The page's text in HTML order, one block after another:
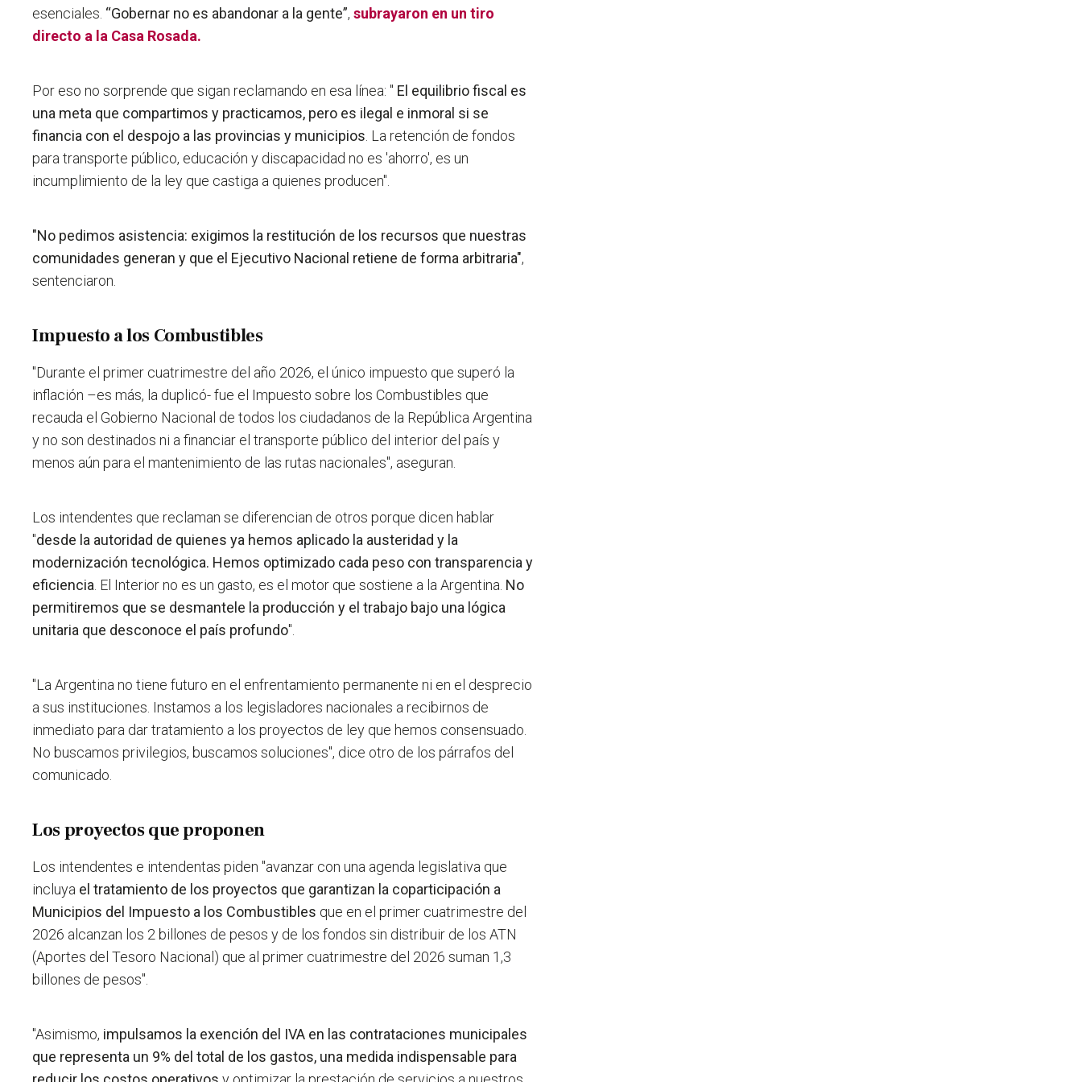
esenciales. “Gobernar no es abandonar a la gente”,subrayaron en un tiro
directo a la Casa Rosada.
Por eso no sorprende que sigan reclamando en esa línea: " El equilibrio fiscal es
una meta que compartimos y practicamos, pero es ilegal e inmoral si se
financia con el despojo a las provincias y municipios. La retención de fondos
para transporte público, educación y discapacidad no es 'ahorro', es un
incumplimiento de la ley que castiga a quienes producen".
"No pedimos asistencia: exigimos la restitución de los recursos que nuestras
comunidades generan y que el Ejecutivo Nacional retiene de forma arbitraria",
sentenciaron.
Impuesto a los Combustibles
"Durante el primer cuatrimestre del año 2026, el único impuesto que superó la
inflación –es más, la duplicó- fue el Impuesto sobre los Combustibles que
recauda el Gobierno Nacional de todos los ciudadanos de la República Argentina
y no son destinados ni a financiar el transporte público del interior del país y
menos aún para el mantenimiento de las rutas nacionales", aseguran.
Los intendentes que reclaman se diferencian de otros porque dicen hablar
"desde la autoridad de quienes ya hemos aplicado la austeridad y la
modernización tecnológica. Hemos optimizado cada peso con transparencia y
eficiencia. El Interior no es un gasto, es el motor que sostiene a la Argentina. No
permitiremos que se desmantele la producción y el trabajo bajo una lógica
unitaria que desconoce el país profundo".
"La Argentina no tiene futuro en el enfrentamiento permanente ni en el desprecio
a sus instituciones. Instamos a los legisladores nacionales a recibirnos de
inmediato para dar tratamiento a los proyectos de ley que hemos consensuado.
No buscamos privilegios, buscamos soluciones", dice otro de los párrafos del
comunicado.
Los proyectos que proponen
Los intendentes e intendentas piden "avanzar con una agenda legislativa que
incluya el tratamiento de los proyectos que garantizan la coparticipación a
Municipios del Impuesto a los Combustibles que en el primer cuatrimestre del
2026 alcanzan los 2 billones de pesos y de los fondos sin distribuir de los ATN
(Aportes del Tesoro Nacional) que al primer cuatrimestre del 2026 suman 1,3
billones de pesos".
"Asimismo, impulsamos la exención del IVA en las contrataciones municipales
que representa un 9% del total de los gastos, una medida indispensable para